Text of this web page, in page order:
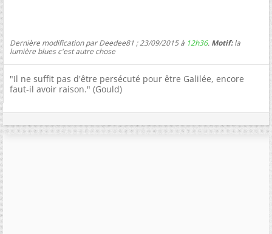
Dernière modification par Deedee81 ; 23/09/2015 à 12h36. Motif:la
lumière blues c'est autre chose
"Il ne suffit pas d'être persécuté pour être Galilée, encore
faut-il avoir raison." (Gould)